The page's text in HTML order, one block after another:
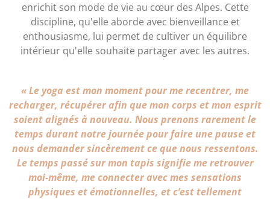
enrichit son mode de vie au cœur des Alpes. Cette
discipline, qu'elle aborde avec bienveillance et
enthousiasme, lui permet de cultiver un équilibre
intérieur qu'elle souhaite partager avec les autres.
« Le yoga est mon moment pour me recentrer, me
recharger, récupérer afin que mon corps et mon esprit
soient alignés à nouveau. Nous prenons rarement le
temps durant notre journée pour faire une pause et
nous demander sincèrement ce que nous ressentons.
Le temps passé sur mon tapis signifie me retrouver
moi-même, me connecter avec mes sensations
physiques et émotionnelles, et c’est tellement